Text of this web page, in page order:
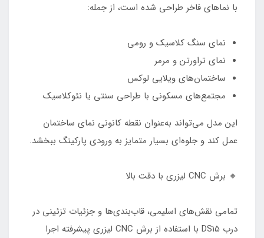
با نماهای فاخر طراحی شده است، از جمله:
نمای سنگ کلاسیک و رومی
نمای تراورتن و مرمر
ساختمان‌های ویلایی لوکس
مجتمع‌های مسکونی با طراحی سنتی یا نئوکلاسیک
این مدل می‌تواند به‌عنوان نقطه کانونی نمای ساختمان
عمل کند و جلوه‌ای بسیار متمایز به ورودی پارکینگ ببخشد.
🔸 برش CNC لیزری با دقت بالا
تمامی نقش‌های اسلیمی، قاب‌بندی‌ها و جزئیات تزئینی در
درب DS15 با استفاده از برش CNC لیزری پیشرفته اجرا